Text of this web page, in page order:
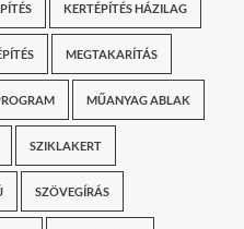
KERTÉPÍTÉS HÁZILAG
MEGTAKARÍTÁS
MŰANYAG ABLAK
SZIKLAKERT
SZÖVEGÍRÁS